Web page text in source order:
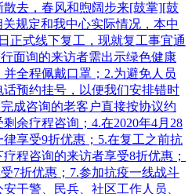
去，春风和煦阔步来[鼓掌][鼓
规定和我中心实际情况，本中
正式线下复工，现就复工事宜通
面询的来访者需出示绿色健康
全程佩戴口罩；2.为避免人员
预约挂号，以便我们安排错时
成咨询的老客户直接按协议约
余疗程咨询；4.在2020年4月28
享受9折优惠；5.在复工之前抗
程咨询的来访者享受8折优惠；
7折优惠；7.参加抗疫一线战斗
干警、民兵、社区工作人员、